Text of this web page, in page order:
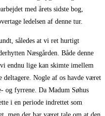
med årets sidste bog,
ledelsen af denne tur.
således at vi ret hurtigt
Næsgården. Både denne
endnu lige kan skimte imellem
Nogle af os havde været
og fyrrene. Da Madum Søhus
i en periode indrettet som